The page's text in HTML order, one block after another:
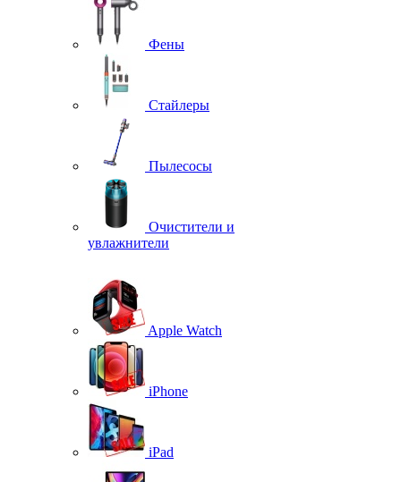
Фены
Стайлеры
Пылесосы
Очистители и
увлажнители
Apple Watch
iPhone
iPad